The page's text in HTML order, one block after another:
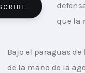
que la
Bajo el paraguas
de la mano de la